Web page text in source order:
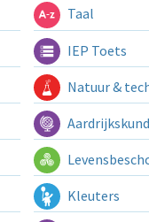
Taal
IEP Toets
Natuur &
Kleuters